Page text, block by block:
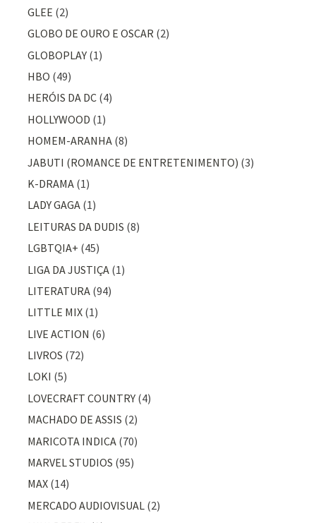
GLEE (2)
GLOBO DE OURO E OSCAR (2)
GLOBOPLAY (1)
HBO (49)
HERÓIS DA DC (4)
HOLLYWOOD (1)
HOMEM-ARANHA (8)
JABUTI (ROMANCE DE ENTRETENIMENTO) (3)
K-DRAMA (1)
LADY GAGA (1)
LEITURAS DA DUDIS (8)
LGBTQIA+ (45)
LIGA DA JUSTIÇA (1)
LITERATURA (94)
LITTLE MIX (1)
LIVE ACTION (6)
LIVROS (72)
LOKI (5)
LOVECRAFT COUNTRY (4)
MACHADO DE ASSIS (2)
MARICOTA INDICA (70)
MARVEL STUDIOS (95)
MAX (14)
MERCADO AUDIOVISUAL (2)